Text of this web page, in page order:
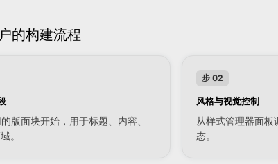
的构建流程
版面块开始，用于标题、内容、
。
步 02
风格与视觉控制
从样式管理器面板
态。